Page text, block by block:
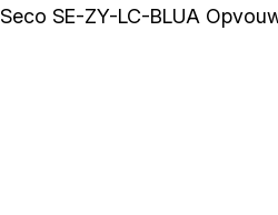
Seco SE-ZY-LC-BLUA